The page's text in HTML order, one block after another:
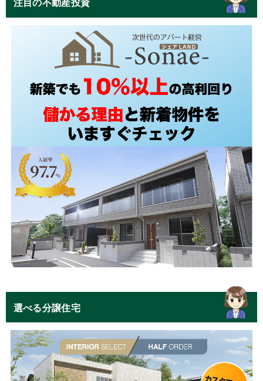
選べる分譲住宅